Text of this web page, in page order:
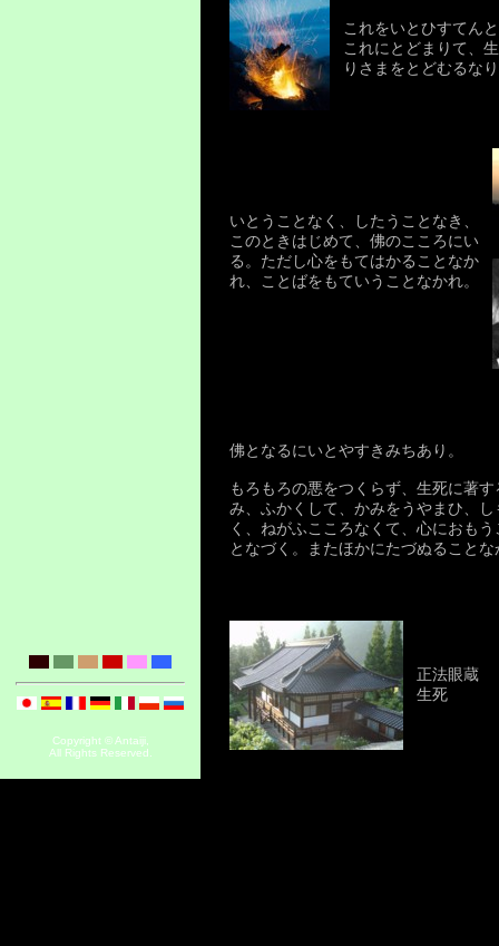
これをいとひすてん
これにとどまりて、
りさまをとどむるな
いとうことなく、したうことなき、
このときはじめて、佛のこころにい
る。ただし心をもてはかることなか
れ、ことばをもていうことなかれ。
佛となるにいとやすきみちあり。
もろもろの悪をつくらず、生死に著
み、ふかくして、かみをうやまひ、
く、ねがふこころなくて、心におも
となづく。またほかにたづぬることな
正法眼蔵
生死
Copyright © Antaiji,
All Rights Reserved.